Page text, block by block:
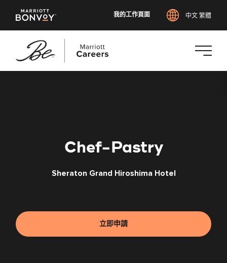
我的工作頁面 中文 繁體
Chef-Pastry
Sheraton Grand Hiroshima Hotel
立即申請